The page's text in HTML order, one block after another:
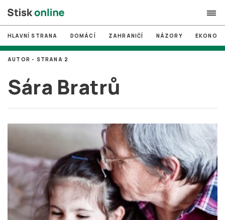
search
# MUNI
# Brno
# volby
login
Zapomněli jste heslo?
Založit nový účet
HLAVNÍ STRANA DOMÁCÍ ZAHRANIČÍ NÁZORY
Sára Bratrů
AUTOR - STRANA 2